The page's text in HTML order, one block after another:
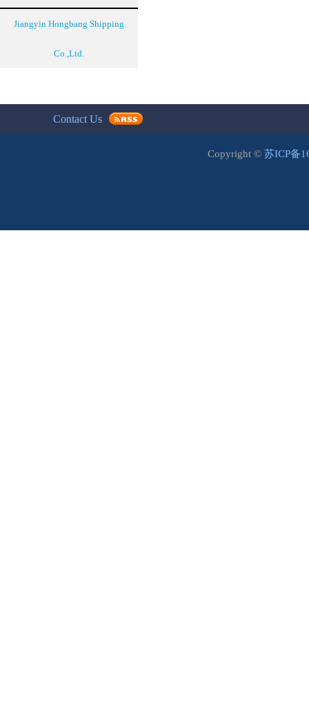
Jiangyin Hongbang Shipping
Co.,Ltd.
Contact Us
Copyright © 苏ICP备